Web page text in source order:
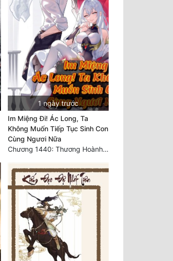
1 ngày trước
Im Miệng Đi! Ác Long, Ta
Không Muốn Tiếp Tục Sinh Con
Cùng Ngươi Nữa
Chương 1440: Thương Hoành Vạn Vật (7)